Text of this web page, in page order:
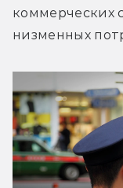
коммерческих
низменных